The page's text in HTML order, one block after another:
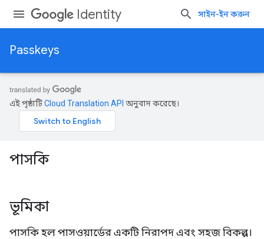
Identity সাইন-ইন করুন
Passkeys
এই পৃষ্ঠাটিCloud Translation API অনুবাদ করেছে।
পাসকি
ভূমিকা
পাসকি হল পাসওয়ার্ডের একটি নিরাপদ এবং সহজ বিকল্প।